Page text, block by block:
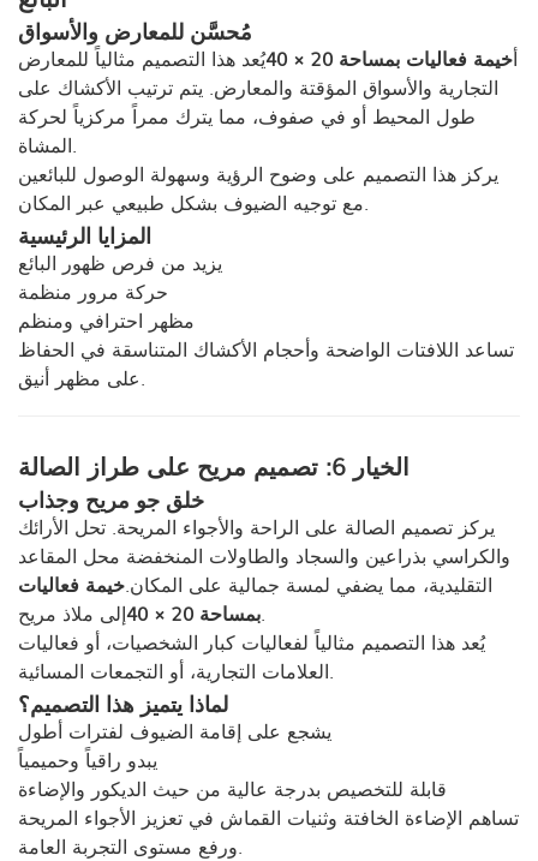
مُحسَّن للمعارض والأسواق
أخيمة فعاليات بمساحة 20 × 40
يُعد هذا التصميم مثالياً للمعارض
التجارية والأسواق المؤقتة والمعارض. يتم ترتيب الأكشاك على
طول المحيط أو في صفوف، مما يترك ممراً مركزياً لحركة
المشاة.
يركز هذا التصميم على وضوح الرؤية وسهولة الوصول للبائعين
مع توجيه الضيوف بشكل طبيعي عبر المكان.
المزايا الرئيسية
يزيد من فرص ظهور البائع
حركة مرور منظمة
مظهر احترافي ومنظم
تساعد اللافتات الواضحة وأحجام الأكشاك المتناسقة في الحفاظ
على مظهر أنيق.
الخيار 6: تصميم مريح على طراز الصالة
خلق جو مريح وجذاب
يركز تصميم الصالة على الراحة والأجواء المريحة. تحل الأرائك
والكراسي بذراعين والسجاد والطاولات المنخفضة محل المقاعد
التقليدية، مما يضفي لمسة جمالية على المكان.خيمة فعاليات
بمساحة 20 × 40إلى ملاذ مريح.
يُعد هذا التصميم مثالياً لفعاليات كبار الشخصيات، أو فعاليات
العلامات التجارية، أو التجمعات المسائية.
لماذا يتميز هذا التصميم؟
يشجع على إقامة الضيوف لفترات أطول
يبدو راقياً وحميمياً
قابلة للتخصيص بدرجة عالية من حيث الديكور والإضاءة
تساهم الإضاءة الخافتة وثنيات القماش في تعزيز الأجواء المريحة
ورفع مستوى التجربة العامة.